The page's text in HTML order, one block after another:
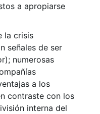
a apropiarse
la crisis
señales de ser
numerosas
a los
contraste con los
interna del